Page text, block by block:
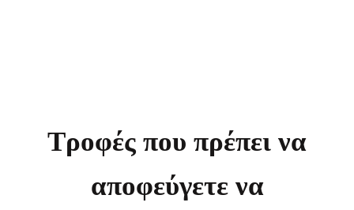
Τροφές που πρέπει να
αποφεύγετε να